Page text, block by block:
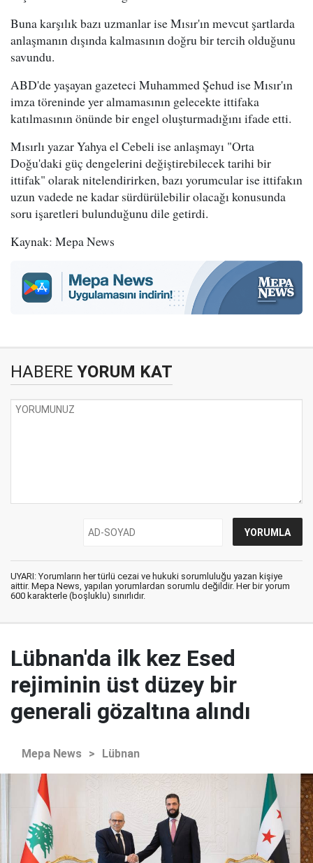
Buna karşılık bazı uzmanlar ise Mısır'ın mevcut şartlarda
anlaşmanın dışında kalmasının doğru bir tercih olduğunu
savundu.
ABD'de yaşayan gazeteci Muhammed Şehud ise Mısır'ın
imza töreninde yer almamasının gelecekte ittifaka
katılmasının önünde bir engel oluşturmadığını ifade etti.
Mısırlı yazar Yahya el Cebeli ise anlaşmayı "Orta
Doğu'daki güç dengelerini değiştirebilecek tarihi bir
ittifak" olarak nitelendirirken, bazı yorumcular ise ittifakın
uzun vadede ne kadar sürdürülebilir olacağı konusunda
soru işaretleri bulunduğunu dile getirdi.
Kaynak: Mepa News
HABERE YORUM KAT
UYARI: Yorumların her türlü cezai ve hukuki sorumluluğu yazan kişiye
aittir. Mepa News, yapılan yorumlardan sorumlu değildir. Her bir yorum
600 karakterle (boşluklu) sınırlıdır.
Lübnan'da ilk kez Esed
rejiminin üst düzey bir
generali gözaltına alındı
Mepa News > Lübnan